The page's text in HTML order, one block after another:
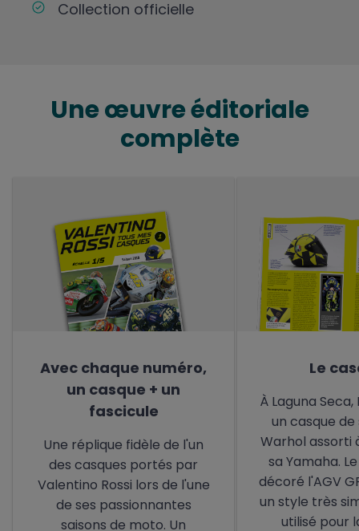
Collection officielle
Une œuvre éditoriale
complète
Avec chaque numéro,
un casque + un
fascicule
Une réplique fidèle de l'un
des casques portés par
Valentino Rossi lors de l'une
de ses passionnantes
saisons de moto. Un
Le
À Laguna
un casque
Warhol assorti
sa Yamaha.
décoré l'AGV
un style très
utilisé pour